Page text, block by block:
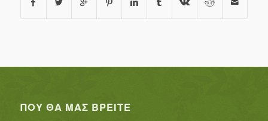
ΠΟΥ ΘΑ ΜΑΣ ΒΡΕΊΤΕ